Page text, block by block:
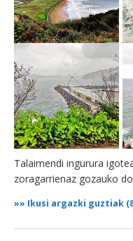
Talaimendi ingurura
zoragarrienaz gozauko
»» Ikusi argazki guztiak